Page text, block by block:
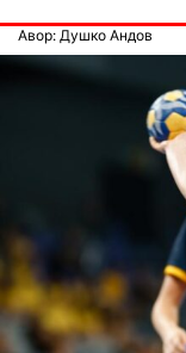
Авор: Душко Андов